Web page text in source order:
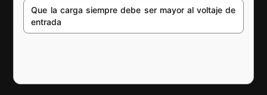
Que la carga siempre debe ser mayor al voltaje de
entrada